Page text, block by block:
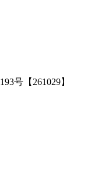
号【261029】